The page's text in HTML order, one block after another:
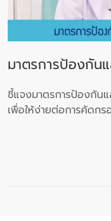
มาตรการป้องกัน
ชี้แจงมาตรการป้องกัน
เพื่อให้ง่ายต่อการคัดก